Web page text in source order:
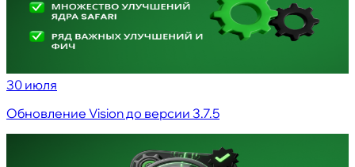
30 июля
Обновление Vision до версии 3.7.5